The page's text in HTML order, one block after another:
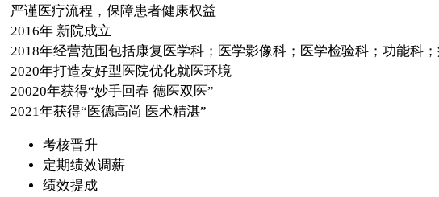
严谨医疗流程，保障患者健康权益
2016年 新院成立
2018年经营范围包括康复医学科；医学影像科；医学检验科；功能科
2020年打造友好型医院优化就医环境
20020年获得“妙手回春 德医双医”
2021年获得“医德高尚 医术精湛”
考核晋升
定期绩效调薪
绩效提成